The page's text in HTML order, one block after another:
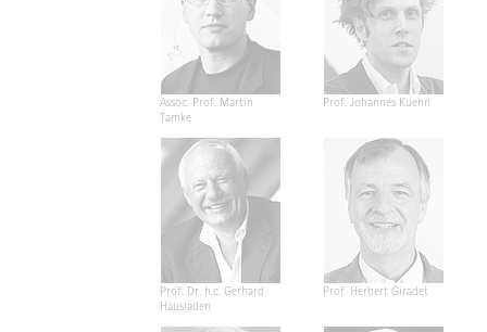
Assoc. Prof. Martin
Tamke
Prof. Johannes Kuehn
Prof. Dr. h.c. Gerhard
Hausladen
Prof. Herbert Giradet